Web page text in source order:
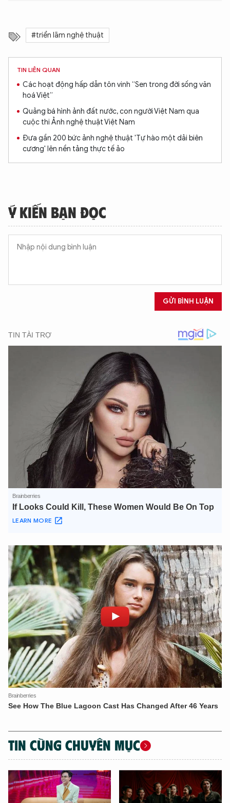
#triển lãm nghệ thuật
TIN LIÊN QUAN
Các hoạt động hấp dẫn tôn vinh “Sen trong đời sống văn
hoá Việt”
Quảng bá hình ảnh đất nước, con người Việt Nam qua
cuộc thi Ảnh nghệ thuật Việt Nam
Đưa gần 200 bức ảnh nghệ thuật 'Tự hào một dải biên
cương' lên nền tảng thực tế ảo
Ý KIẾN BẠN ĐỌC
GỬI BÌNH LUẬN
TIN CÙNG CHUYÊN MỤC
Hãy hỏi tôi bất kỳ điều gì bạn cần biết về